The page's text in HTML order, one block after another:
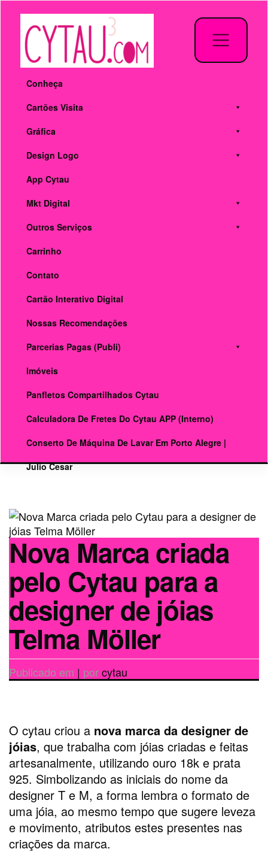
conteúdo
Conheça
Cartões Visita
Gráfica
Design Logo
App Cytau
Mkt Digital
Outros Serviços
Carrinho
Contato
Cartão Interativo Digital
Nossas Recomendações
Parcerias Pagas (publi)
Imóveis
Panfletos Compartilhados Cytau
Calculadora De Fretes Do Cytau APP (interno)
Conserto De Máquina De Lavar Em Porto Alegre |
Julio Cesar
Nova Marca criada
pelo Cytau para a
designer de jóias
Telma Möller
Publicado em | porcytau
O cytau criou a nova marca da designer de
jóias, que trabalha com jóias criadas e feitas
artesanalmente, utilizando ouro 18k e prata
925. Simbolizando as iniciais do nome da
designer T e M, a forma lembra o formato de
uma jóia, ao mesmo tempo que sugere leveza
e movimento, atributos estes presentes nas
criações da marca.